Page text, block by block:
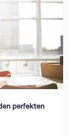
perfekten